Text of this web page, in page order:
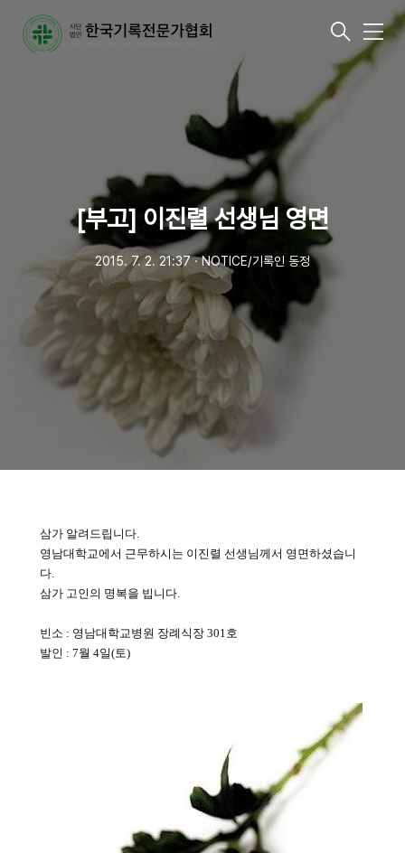
메
뉴
[부고] 이진렬 선생님 영면
2015. 7. 2. 21:37ㆍNOTICE/기록인 동정
삼가 알려드립니다.
영남대학교에서 근무하시는 이진렬 선생님께서 영면하셨습니
다.
삼가 고인의 명복을 빕니다.
빈소 : 영남대학교병원 장례식장 301호
발인 : 7월 4일(토)